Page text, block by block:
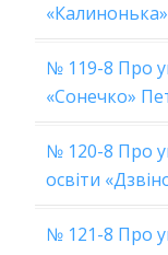
№ 119-8 Про
«Сонечко»
№ 120-8 Про
освіти
№ 121-8 Про